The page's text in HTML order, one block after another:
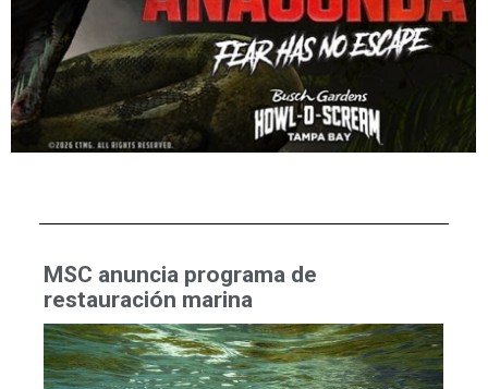
MSC anuncia programa de
restauración marina